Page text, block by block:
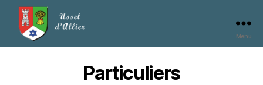
Menu
Particuliers